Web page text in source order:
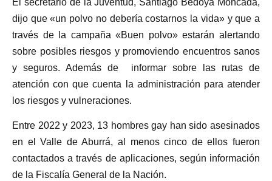
El secretario de la Juventud, Santiago Bedoya Moncada,
dijo que «un polvo no debería costarnos la vida» y que a
través de la campaña «Buen polvo» estarán alertando
sobre posibles riesgos y promoviendo encuentros sanos
y seguros. Además de informar sobre las rutas de
atención con que cuenta la administración para atender
los riesgos y vulneraciones.
Entre 2022 y 2023, 13 hombres gay han sido asesinados
en el Valle de Aburrá, al menos cinco de ellos fueron
contactados a través de aplicaciones, según información
de la Fiscalía General de la Nación.